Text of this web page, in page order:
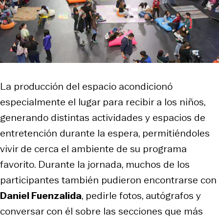
La producción del espacio acondicionó
especialmente el lugar para recibir a los niños,
generando distintas actividades y espacios de
entretención durante la espera, permitiéndoles
vivir de cerca el ambiente de su programa
favorito. Durante la jornada, muchos de los
participantes también pudieron encontrarse con
Daniel Fuenzalida, pedirle fotos, autógrafos y
conversar con él sobre las secciones que más